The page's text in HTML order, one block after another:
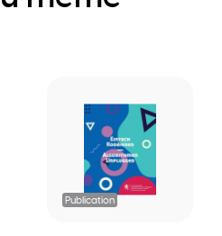
Publication